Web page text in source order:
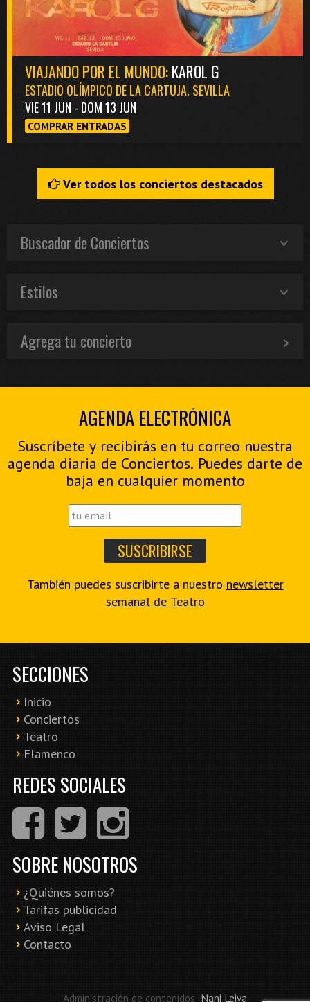
VIAJANDO POR EL MUNDO:KAROL G
ESTADIO OLÍMPICO DE LA CARTUJA. SEVILLA
VIE 11 JUN - DOM 13 JUN
COMPRAR ENTRADAS
Ver todos los conciertos destacados
Buscador de Conciertos
Estilos
Agrega tu concierto
AGENDA ELECTRÓNICA
Suscríbete y recibirás en tu correo nuestra
agenda diaria de Conciertos. Puedes darte de
baja en cualquier momento
También puedes suscribirte a nuestro newsletter
semanal de Teatro
SECCIONES
Inicio
Conciertos
Teatro
Flamenco
REDES SOCIALES
SOBRE NOSOTROS
¿Quiénes somos?
Tarifas publicidad
Aviso Legal
Contacto
Administración de contenidos: Nani Leiva